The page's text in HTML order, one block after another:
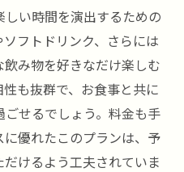
い時間を演出するための
フトドリンク、さらには
み物を好きなだけ楽しむ
も抜群で、お食事と共に
せるでしょう。料金も手
優れたこのプランは、予
けるよう工夫されていま